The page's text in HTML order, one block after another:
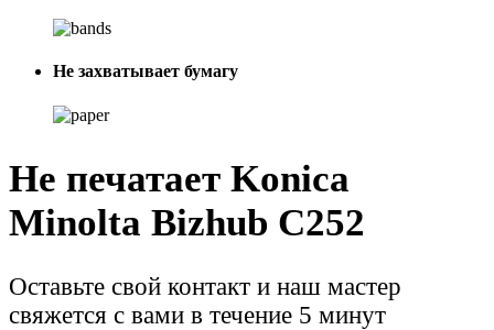
Не захватывает бумагу
Не печатает Konica
Minolta Bizhub C252
Оставьте свой контакт и наш мастер
свяжется с вами в течение 5 минут